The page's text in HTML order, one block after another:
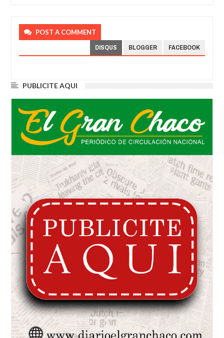
POST A COMMENT
DISQUS BLOGGER FACEBOOK
PUBLICITE AQUI